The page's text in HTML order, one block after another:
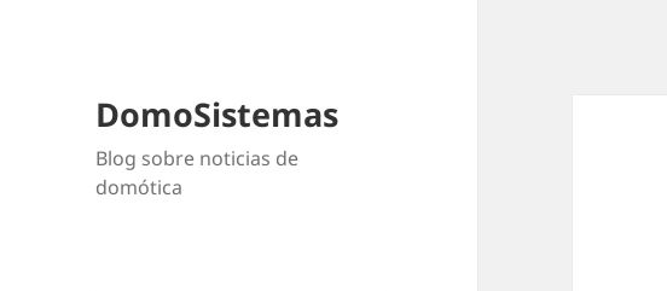
DomoSistemas
Blog sobre noticias de
domótica